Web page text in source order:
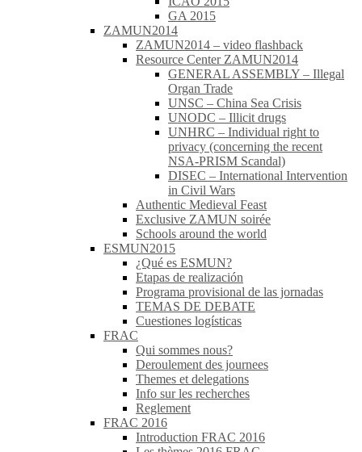
GA 2015
ZAMUN2014
ZAMUN2014 – video flashback
Resource Center ZAMUN2014
GENERAL ASSEMBLY – Illegal
Organ Trade
UNSC – China Sea Crisis
UNODC – Illicit drugs
UNHRC – Individual right to
privacy (concerning the recent
NSA-PRISM Scandal)
DISEC – International Intervention
in Civil Wars
Authentic Medieval Feast
Exclusive ZAMUN soirée
Schools around the world
ESMUN2015
¿Qué es ESMUN?
Etapas de realización
Programa provisional de las jornadas
TEMAS DE DEBATE
Cuestiones logísticas
FRAC
Qui sommes nous?
Deroulement des journees
Themes et delegations
Info sur les recherches
Reglement
FRAC 2016
Introduction FRAC 2016